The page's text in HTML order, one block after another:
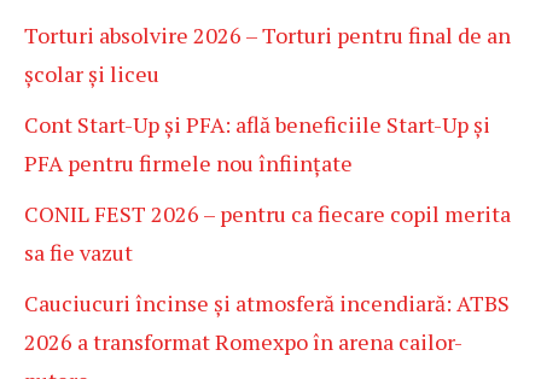
Torturi absolvire 2026 – Torturi pentru final de an
școlar și liceu
Cont Start-Up și PFA: află beneficiile Start-Up și
PFA pentru firmele nou înființate
CONIL FEST 2026 – pentru ca fiecare copil merita
sa fie vazut
Cauciucuri încinse și atmosferă incendiară: ATBS
2026 a transformat Romexpo în arena cailor-